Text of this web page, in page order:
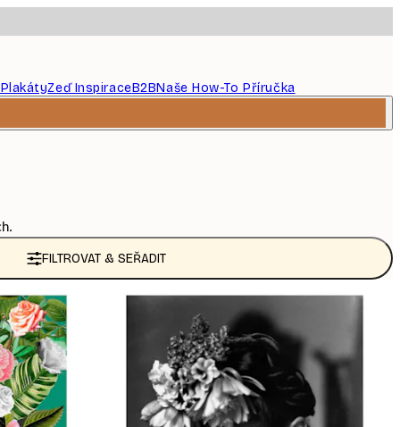
Zeď InspiraceB2BNaše How-To Příručka
FILTROVAT & SEŘADIT